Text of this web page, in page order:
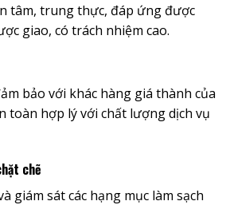
tâm, trung thực, đáp ứng được
giao, có trách nhiệm cao.
bảo với khác hàng giá thành của
toàn hợp lý với chất lượng dịch vụ
chẽ
giám sát các hạng mục làm sạch